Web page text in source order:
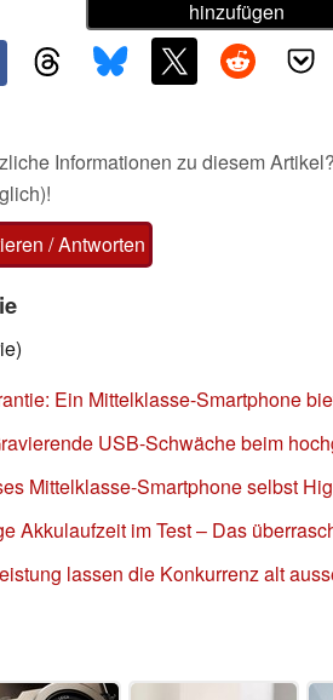
hinzufügen
Informationen zu diesem
/ Antworten
Ein Mittelklasse-Smartphone
USB-Schwäche beim
Mittelklasse-Smartphone selbst
Akkulaufzeit im Test – Das
lassen die Konkurrenz alt